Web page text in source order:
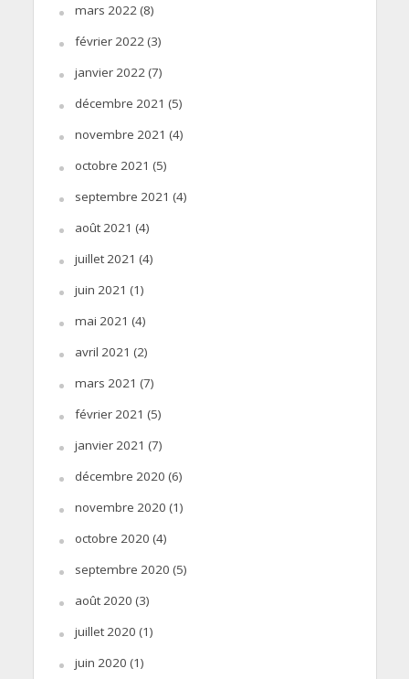
mars 2022(8)
février 2022(3)
janvier 2022(7)
décembre 2021 (5)
novembre 2021 (4)
octobre 2021 (5)
septembre 2021 (4)
août 2021 (4)
juillet 2021 (4)
juin 2021 (1)
mai 2021 (4)
avril 2021 (2)
mars 2021 (7)
février 2021 (5)
janvier 2021 (7)
décembre 2020 (6)
novembre 2020 (1)
octobre 2020 (4)
septembre 2020 (5)
août 2020 (3)
juillet 2020 (1)
juin 2020 (1)